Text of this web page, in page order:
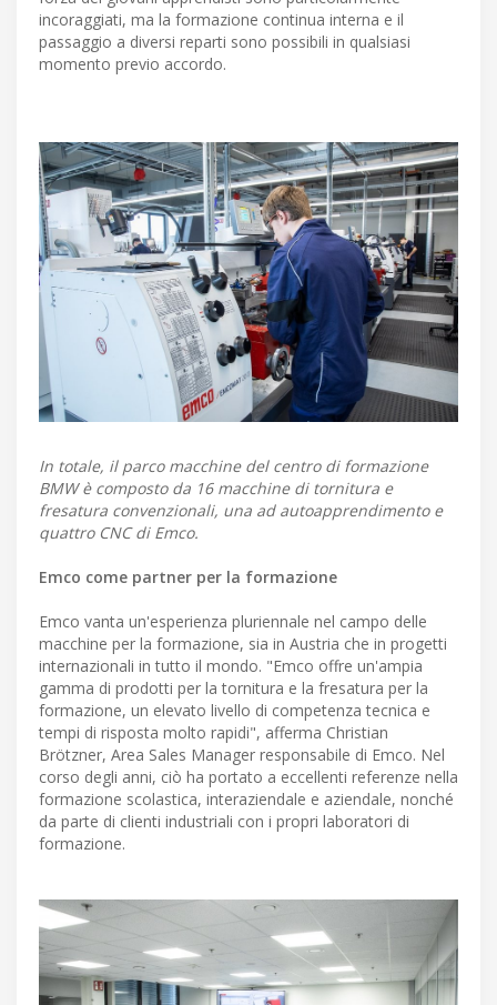
incoraggiati, ma la formazione continua interna e il
passaggio a diversi reparti sono possibili in qualsiasi
momento previo accordo.
In totale, il parco macchine del centro di formazione
BMW è composto da 16 macchine di tornitura e
fresatura convenzionali, una ad autoapprendimento e
quattro CNC di Emco.
Emco come partner per la formazione
Emco vanta un'esperienza pluriennale nel campo delle
macchine per la formazione, sia in Austria che in progetti
internazionali in tutto il mondo. "Emco offre un'ampia
gamma di prodotti per la tornitura e la fresatura per la
formazione, un elevato livello di competenza tecnica e
tempi di risposta molto rapidi", afferma Christian
Brötzner, Area Sales Manager responsabile di Emco. Nel
corso degli anni, ciò ha portato a eccellenti referenze nella
formazione scolastica, interaziendale e aziendale, nonché
da parte di clienti industriali con i propri laboratori di
formazione.